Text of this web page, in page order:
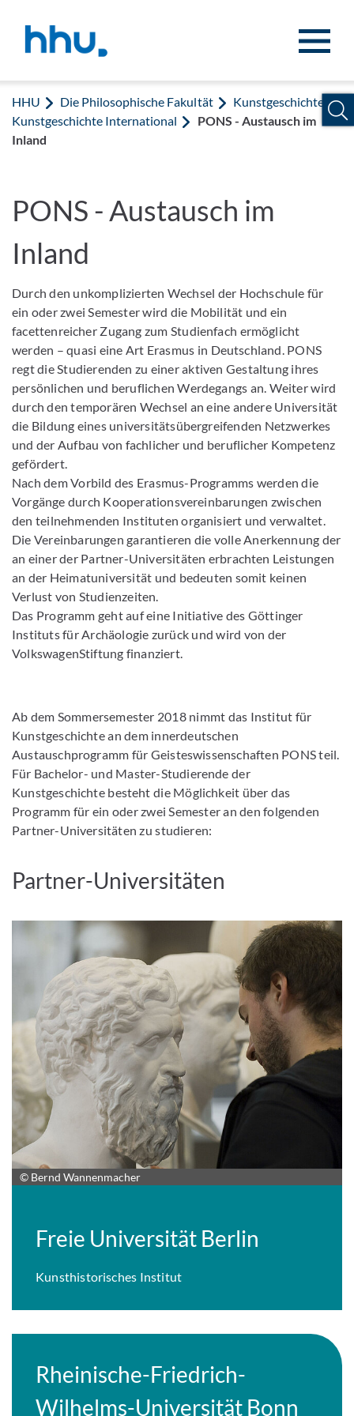
HHU Die Philosophische Fakultät
Kunstgeschichte
Kunstgeschichte International
PONS - Austausch im
Inland
PONS - Austausch im
Inland
Durch den unkomplizierten Wechsel der Hochschule für
ein oder zwei Semester wird die Mobilität und ein
facettenreicher Zugang zum Studienfach ermöglicht
werden – quasi eine Art Erasmus in Deutschland. PONS
regt die Studierenden zu einer aktiven Gestaltung ihres
persönlichen und beruflichen Werdegangs an. Weiter wird
durch den temporären Wechsel an eine andere Universität
die Bildung eines universitätsübergreifenden Netzwerkes
und der Aufbau von fachlicher und beruflicher Kompetenz
gefördert.
Nach dem Vorbild des Erasmus-Programms werden die
Vorgänge durch Kooperationsvereinbarungen zwischen
den teilnehmenden Instituten organisiert und verwaltet.
Die Vereinbarungen garantieren die volle Anerkennung der
an einer der Partner-Universitäten erbrachten Leistungen
an der Heimatuniversität und bedeuten somit keinen
Verlust von Studienzeiten.
Das Programm geht auf eine Initiative des Göttinger
Instituts für Archäologie zurück und wird von der
VolkswagenStiftung finanziert.
Ab dem Sommersemester 2018 nimmt das Institut für
Kunstgeschichte an dem innerdeutschen
Austauschprogramm für Geisteswissenschaften PONS teil.
Für Bachelor- und Master-Studierende der
Kunstgeschichte besteht die Möglichkeit über das
Programm für ein oder zwei Semester an den folgenden
Partner-Universitäten zu studieren:
Partner-Universitäten
© Bernd Wannenmacher
Freie Universität Berlin
Kunsthistorisches Institut
Rheinische-Friedrich-
Wilhelms-Universität Bonn